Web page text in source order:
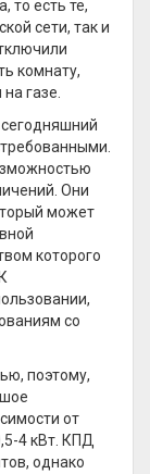
то есть те,
сети, так и
комнату,
газе.
Они
может
которого
со
поэтому,
от
4 кВт. КПД
однако